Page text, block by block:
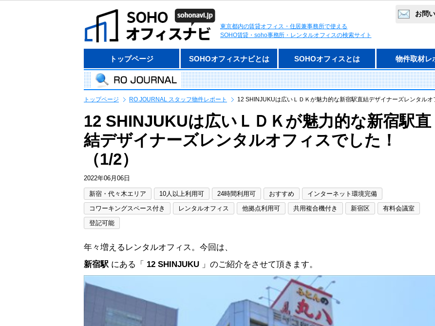
東京都内の賃貸オフィス・住居兼事務所で使える
SOHO賃貸・soho事務所・レンタルオフィスの検索サイト
お問
トップページ SOHOオフィスナビとは SOHOオフィスとは 物件取材レ
トップページ RO JOURNAL スタッフ物件レポート 12 SHINJUKUは広いＬＤＫが魅力的な新宿駅直結デザイナーズレンタルオ
12 SHINJUKUは広いＬＤＫが魅力的な新宿駅直
結デザイナーズレンタルオフィスでした！
（1/2）
2022年06月06日
新宿・代々木エリア 10人以上利用可 24時間利用可 おすすめ
インターネット環境完備
コワーキングスペース付き
レンタルオフィス 他拠点利用可 共用複合機付き 新宿区
有料会議室
登記可能
年々増えるレンタルオフィス。今回は、
新宿駅 にある「 12 SHINJUKU 」のご紹介をさせて頂きます。